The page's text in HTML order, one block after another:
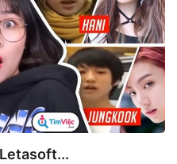
PHẦN MỀM